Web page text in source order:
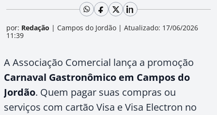
por: Redação | Campos do Jordão | Atualizado: 17/06/2026
11:39
A Associação Comercial lança a promoção
Carnaval Gastronômico em Campos do
Jordão. Quem pagar suas compras ou
serviços com cartão Visa e Visa Electron no